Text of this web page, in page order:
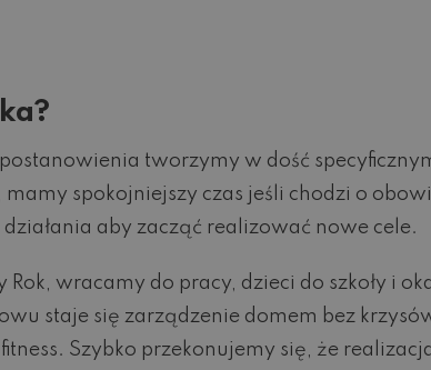
tworzymy w dość
spokojniejszy czas jeśli chodzi o
aby zacząć realizować nowe cele.
wracamy do pracy, dzieci do szkoły i
staje się zarządzenie domem bez
Szybko przekonujemy się, że